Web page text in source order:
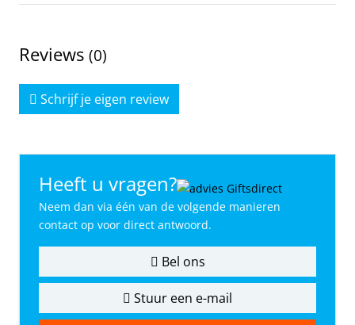
Reviews (0)
Schrijf je eigen review
Heeft u vragen?
Neem dan via één van de volgende manieren
contact op voor direct antwoord.
Bel ons
Stuur een e-mail